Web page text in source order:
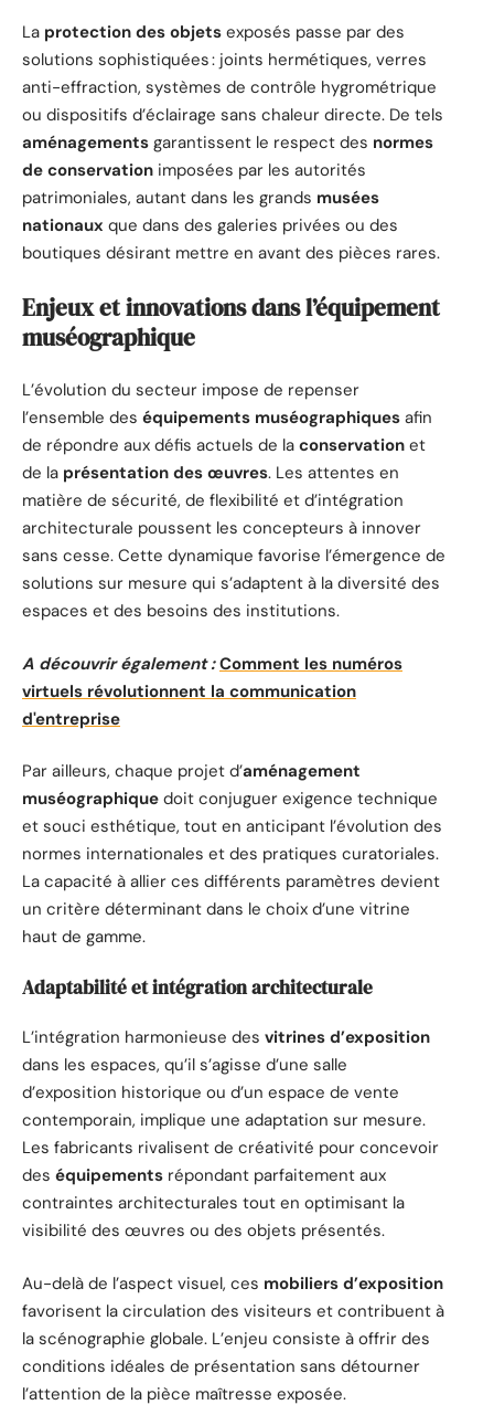
La protection des objets exposés passe par des
solutions sophistiquées : joints hermétiques, verres
anti-effraction, systèmes de contrôle hygrométrique
ou dispositifs d’éclairage sans chaleur directe. De tels
aménagements garantissent le respect des normes
de conservation imposées par les autorités
patrimoniales, autant dans les grands musées
nationaux que dans des galeries privées ou des
boutiques désirant mettre en avant des pièces rares.
Enjeux et innovations dans l’équipement
muséographique
L’évolution du secteur impose de repenser
l’ensemble des équipements muséographiques afin
de répondre aux défis actuels de la conservation et
de la présentation des œuvres. Les attentes en
matière de sécurité, de flexibilité et d’intégration
architecturale poussent les concepteurs à innover
sans cesse. Cette dynamique favorise l’émergence de
solutions sur mesure qui s’adaptent à la diversité des
espaces et des besoins des institutions.
A découvrir également : Comment les numéros
virtuels révolutionnent la communication
d'entreprise
Par ailleurs, chaque projet d’aménagement
muséographique doit conjuguer exigence technique
et souci esthétique, tout en anticipant l’évolution des
normes internationales et des pratiques curatoriales.
La capacité à allier ces différents paramètres devient
un critère déterminant dans le choix d’une vitrine
haut de gamme.
Adaptabilité et intégration architecturale
L’intégration harmonieuse des vitrines d’exposition
dans les espaces, qu’il s’agisse d’une salle
d’exposition historique ou d’un espace de vente
contemporain, implique une adaptation sur mesure.
Les fabricants rivalisent de créativité pour concevoir
des équipements répondant parfaitement aux
contraintes architecturales tout en optimisant la
visibilité des œuvres ou des objets présentés.
Au-delà de l’aspect visuel, ces mobiliers d’exposition
favorisent la circulation des visiteurs et contribuent à
la scénographie globale. L’enjeu consiste à offrir des
conditions idéales de présentation sans détourner
l’attention de la pièce maîtresse exposée.